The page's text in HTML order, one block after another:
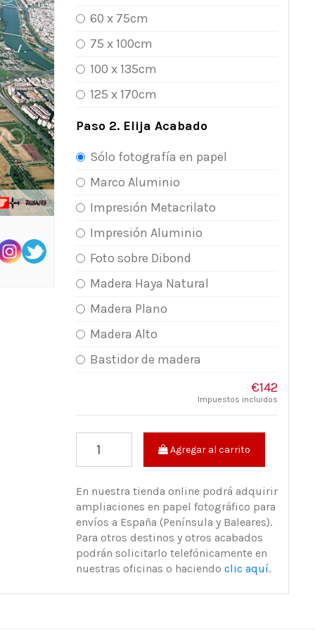
60 x 75cm
75 x 100cm
100 x 135cm
125 x 170cm
Paso 2. Elija Acabado
Sólo fotografía en papel
Marco Aluminio
Impresión Metacrilato
Impresión Aluminio
Foto sobre Dibond
Madera Haya Natural
Madera Plano
Madera Alto
Bastidor de madera
€142
Impuestos incluidos
Agregar al carrito
En nuestra tienda online podrá adquirir
ampliaciones en papel fotográfico para
envíos a España (Península y Baleares).
Para otros destinos y otros acabados
podrán solicitarlo telefónicamente en
nuestras oficinas o haciendo clic aquí.